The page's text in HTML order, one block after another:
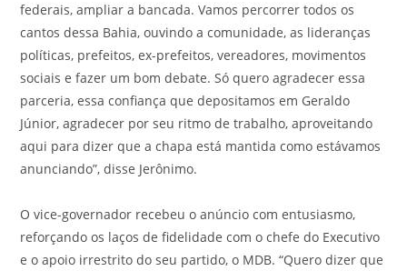
federais, ampliar a bancada. Vamos percorrer todos os
cantos dessa Bahia, ouvindo a comunidade, as lideranças
políticas, prefeitos, ex-prefeitos, vereadores, movimentos
sociais e fazer um bom debate. Só quero agradecer essa
parceria, essa confiança que depositamos em Geraldo
Júnior, agradecer por seu ritmo de trabalho, aproveitando
aqui para dizer que a chapa está mantida como estávamos
anunciando”, disse Jerônimo.
O vice-governador recebeu o anúncio com entusiasmo,
reforçando os laços de fidelidade com o chefe do Executivo
e o apoio irrestrito do seu partido, o MDB. “Quero dizer que